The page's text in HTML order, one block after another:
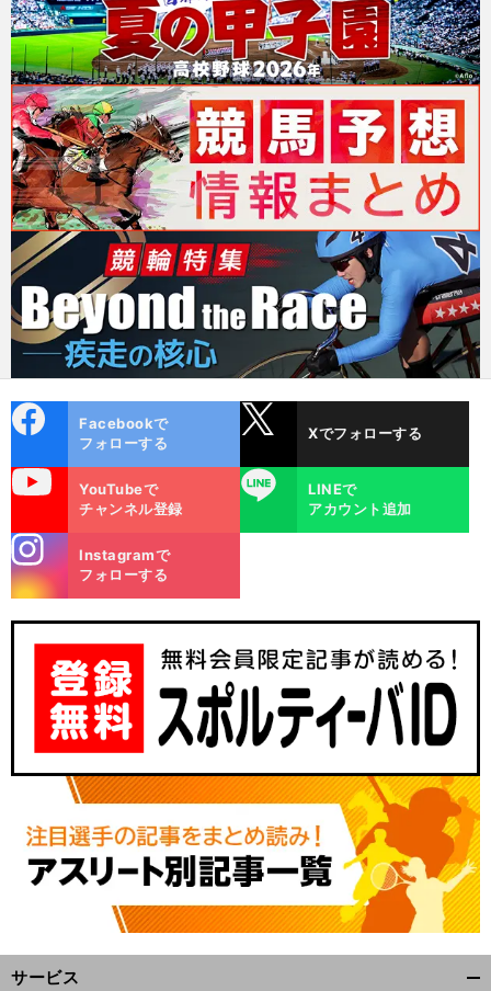
ok
Facebookで
フォローする
Xでフォローする
YouTubeで
チャンネル登録
LINE
LINEで
アカウント追加
m
Instagramで
フォローする
サービス